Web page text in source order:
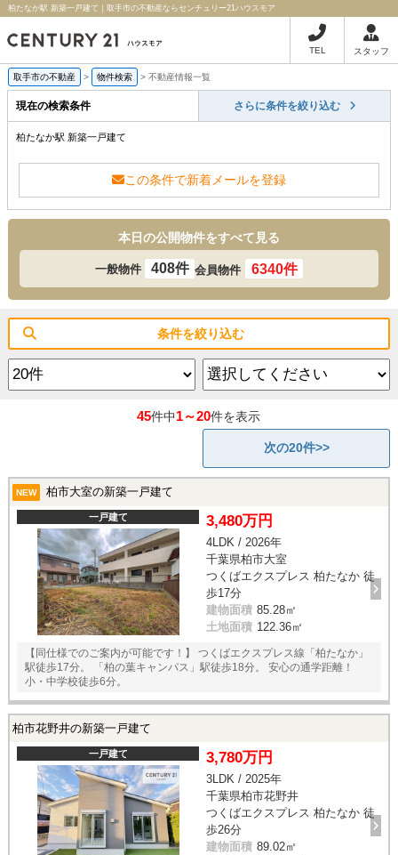
柏たなか駅 新築一戸建て｜取手市の不動産ならセンチュリー21ハウスモア
TEL スタッフ
取手市の不動産 > 物件検索 > 不動産情報一覧
現在の検索条件 さらに条件を絞り込む
柏たなか駅 新築一戸建て
この条件で新着メールを登録
本日の公開物件をすべて見る
一般物件 408件 会員物件 6340件
条件を絞り込む
45件中1～20件を表示
次の20件>>
NEW 柏市大室の新築一戸建て
一戸建て 3,480万円
4LDK / 2026年
千葉県柏市大室
つくばエクスプレス 柏たなか 徒
歩17分
建物面積 85.28㎡
土地面積 122.36㎡
【同仕様でのご案内が可能です！】 つくばエクスプレス線「柏たなか」
駅徒歩17分。 「柏の葉キャンパス」駅徒歩18分。 安心の通学距離！
小・中学校徒歩6分。
柏市花野井の新築一戸建て
一戸建て 3,780万円
3LDK / 2025年
千葉県柏市花野井
つくばエクスプレス 柏たなか 徒
歩26分
建物面積 89.02㎡